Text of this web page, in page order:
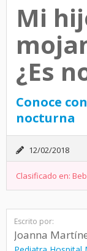
Mi
¿Es
Conoce
nocturna
12/02/2018
Clasificado en:
Escrito por:
Joanna